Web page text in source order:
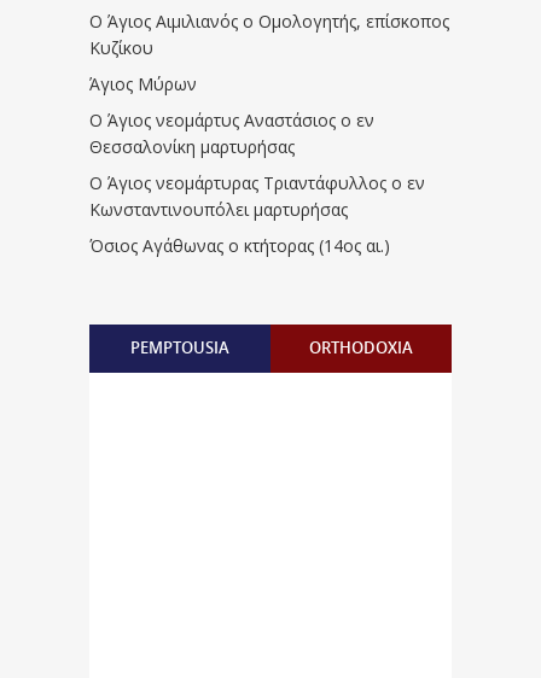
Ο Άγιος Αιμιλιανός ο Ομολογητής, επίσκοπος
Κυζίκου
Άγιος Μύρων
Ο Άγιος νεομάρτυς Αναστάσιος ο εν
Θεσσαλονίκη μαρτυρήσας
Ο Άγιος νεομάρτυρας Τριαντάφυλλος ο εν
Κωνσταντινουπόλει μαρτυρήσας
Όσιος Αγάθωνας ο κτήτορας (14ος αι.)
PEMPTOUSIA ORTHODOXIA